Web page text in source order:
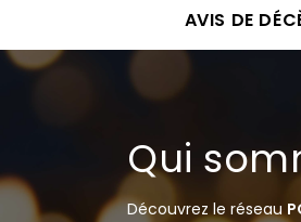
AVIS DE
Qui
Découvrez le réseau